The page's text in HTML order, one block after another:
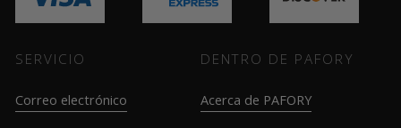
SERVICIO
Correo electrónico
DENTRO DE PAFORY
Acerca de PAFORY